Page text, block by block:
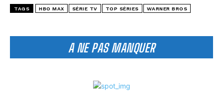
A NE PAS MANQUER
TAGS HBO MAX SÉRIE TV TOP SÉRIES WARNER BROS